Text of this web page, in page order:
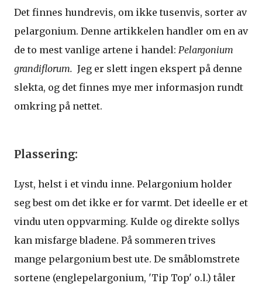
Det finnes hundrevis, om ikke tusenvis, sorter av
pelargonium. Denne artikkelen handler om en av
de to mest vanlige artene i handel: Pelargonium
grandiflorum. Jeg er slett ingen ekspert på denne
slekta, og det finnes mye mer informasjon rundt
omkring på nettet.
Plassering:
Lyst, helst i et vindu inne. Pelargonium holder
seg best om det ikke er for varmt. Det ideelle er et
vindu uten oppvarming. Kulde og direkte sollys
kan misfarge bladene. På sommeren trives
mange pelargonium best ute. De småblomstrete
sortene (englepelargonium, 'Tip Top' o.l.) tåler